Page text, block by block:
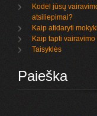
Kodėl jūsų
atsiliepimai?
Kaip atidaryti
Kaip tapti
Taisyklės
Paieška